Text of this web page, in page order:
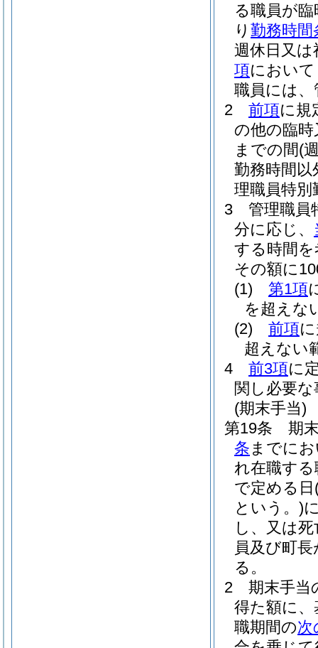
る職員が
り 勤務時間
週休日又
項におい
職員には、
2
前項に規
の他の臨
までの間(
勤務時間
理職員特別
3
管理職員
分に応じ、
する時間
その額に
(1)
第1項
を超えな
(2)
前項
超えない
4
前3項に
関し必要
(期末手当)
第19条
期
条 までに
れ在職す
で定める日
という。)
し、又は
員及び町
る。
2
期末手当
得た額に
職期間の次